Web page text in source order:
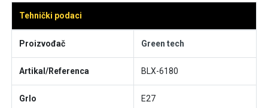
Tehnički podaci
Proizvođač Green tech
Artikal/Referenca BLX-6180
Grlo E27